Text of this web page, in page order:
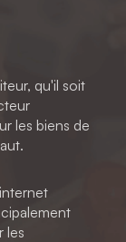
qu'il soit
les biens de
les